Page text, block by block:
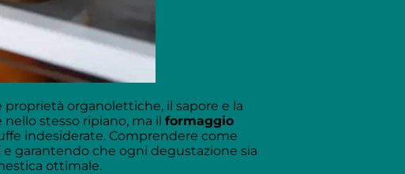
organolettiche, il sapore e la
stesso ripiano, ma il formaggio
indesiderate. Comprendere come
garantendo che ogni degustazione sia
ottimale.